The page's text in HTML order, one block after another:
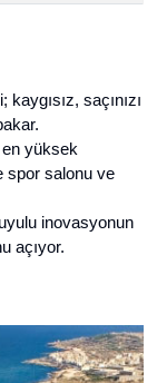
kaygısız, saçınızı
yüksek
spor salonu ve
inovasyonun
açıyor.